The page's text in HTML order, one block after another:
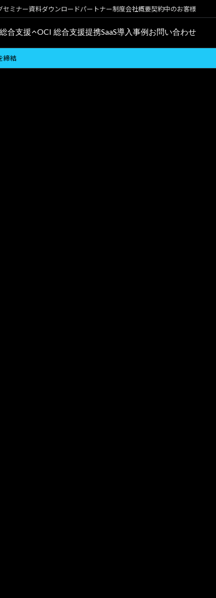
セミナー資料ダウンロードパートナー制度会社概要契約中のお客様
合支援 OCI 総合支援提携SaaS導入事例お問い合わせ
締結